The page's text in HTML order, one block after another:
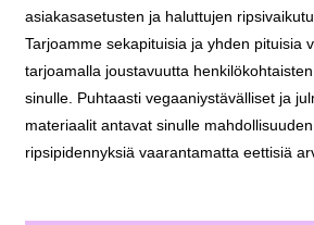
asiakasasetusten ja haluttujen
Tarjoamme sekapituisia ja yhden pituisia
tarjoamalla joustavuutta
sinulle. Puhtaasti vegaaniystävälliset ja
materiaalit antavat sinulle
ripsipidennyksiä vaarantamatta eettisiä